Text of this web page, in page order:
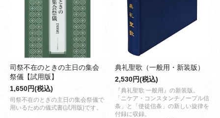
司祭不在のときの主日の集会
祭儀【試用版】
1,650円(税込)
司祭不在のときの主日の集会祭儀で
用いるための儀式書(試用版)です。
典礼聖歌（一般用・新装版）
2,530円(税込)
『典礼聖歌 一般用』の新装版。
「ニケア・コンスタンチノープル信
条」と「使徒信条」の新しい旋律を
付録に収録。